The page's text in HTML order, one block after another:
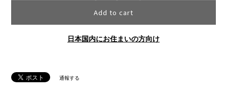
Add to cart
日本国内にお住まいの方向け
通報する